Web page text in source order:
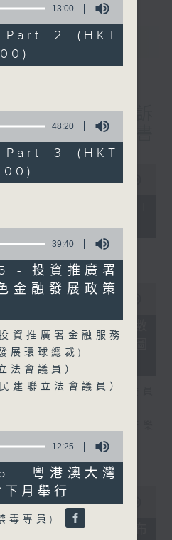
務組
港電台公共事務組
人數參差 申訴
文署三項圖書
足本 Full (HKT
圖書館使用人數
調查康文署三項圖
民政及文化體育事務委員
09:48
務業總工會公布
13:00
2 (HKT
48:20
3 (HKT
39:40
- 投資推廣署
金融發展政策
資推廣署金融服務
展環球總裁)
法會議員）
建聯立法會議員）
12:25
- 粵港澳大灣
月舉行
毒專員)